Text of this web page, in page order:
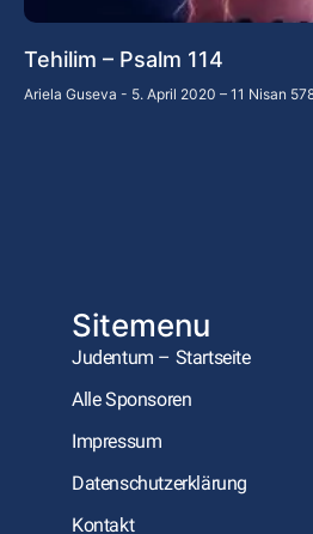
Tehilim – Psalm 114
Ariela Guseva 5. April 2020 – 11 Nisan
Sitemenu
Judentum – Startseite
Alle Sponsoren
Impressum
Datenschutzerklärung
Kontakt